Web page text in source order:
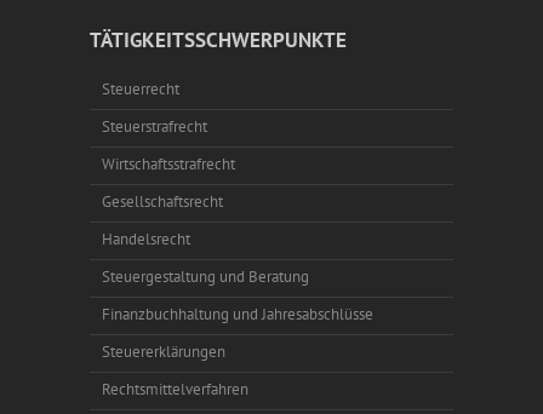
TÄTIGKEITSSCHWERPUNKTE
Steuerrecht
Steuerstrafrecht
Wirtschaftsstrafrecht
Gesellschaftsrecht
Handelsrecht
Steuergestaltung und Beratung
Finanzbuchhaltung und Jahresabschlüsse
Steuererklärungen
Rechtsmittelverfahren